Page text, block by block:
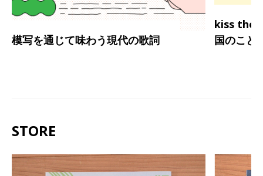
模写を通じて味わう現代の歌詞
kiss the
国のこと
STORE